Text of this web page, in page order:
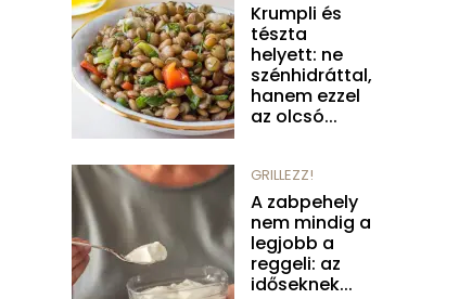
Krumpli és
tészta
helyett: ne
szénhidráttal,
hanem ezzel
az olcsó...
GRILLEZZ!
A zabpehely
nem mindig a
legjobb a
reggeli: az
időseknek...